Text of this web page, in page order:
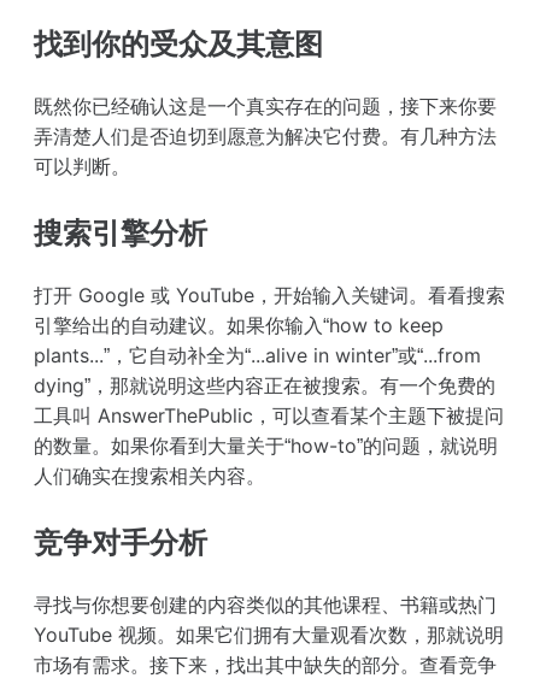
找到你的受众及其意图
既然你已经确认这是一个真实存在的问题，接下来你要
弄清楚人们是否迫切到愿意为解决它付费。有几种方法
可以判断。
搜索引擎分析
打开 Google 或 YouTube，开始输入关键词。看看搜索
引擎给出的自动建议。如果你输入“how to keep
plants...”，它自动补全为“...alive in winter”或“...from
dying”，那就说明这些内容正在被搜索。有一个免费的
工具叫 AnswerThePublic，可以查看某个主题下被提问
的数量。如果你看到大量关于“how-to”的问题，就说明
人们确实在搜索相关内容。
竞争对手分析
寻找与你想要创建的内容类似的其他课程、书籍或热门
YouTube 视频。如果它们拥有大量观看次数，那就说明
市场有需求。接下来，找出其中缺失的部分。查看竞争